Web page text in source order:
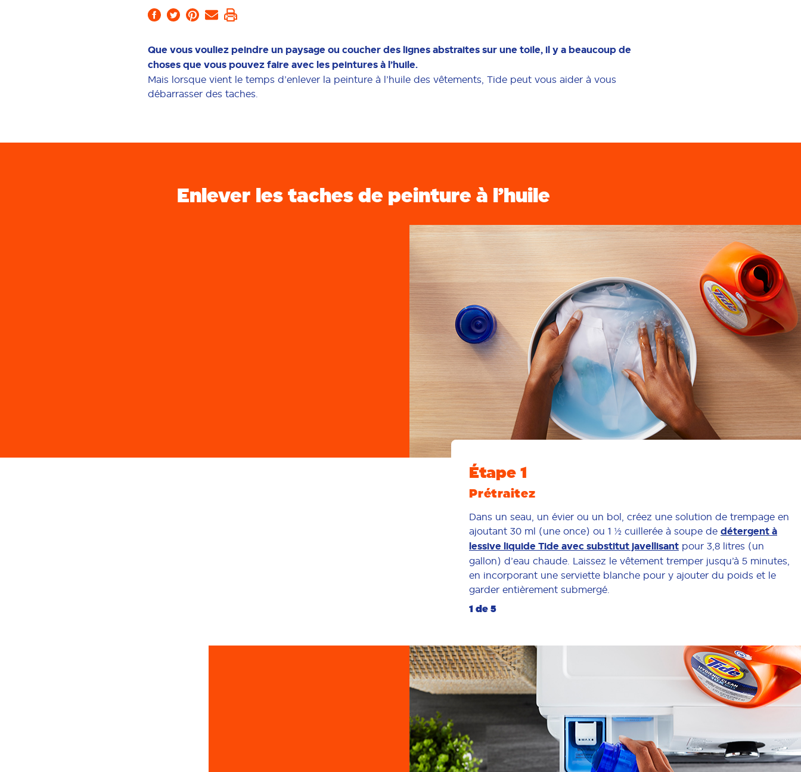
Que vous vouliez peindre un paysage ou coucher des lignes abstraites sur une toile, il y a beaucoup de
choses que vous pouvez faire avec les peintures à l’huile.
Mais lorsque vient le temps d’enlever la peinture à l’huile des vêtements, Tide peut vous aider à vous
débarrasser des taches.
Enlever les taches de peinture à l’huile
Étape 1
Prétraitez
Dans un seau, un évier ou un bol, créez une solution de trempage en
ajoutant 30 ml (une once) ou 1 ½ cuillerée à soupe de détergent à
lessive liquide Tide avec substitut javellisant pour 3,8 litres (un
gallon) d’eau chaude. Laissez le vêtement tremper jusqu’à 5 minutes,
en incorporant une serviette blanche pour y ajouter du poids et le
garder entièrement submergé.
1 de 5